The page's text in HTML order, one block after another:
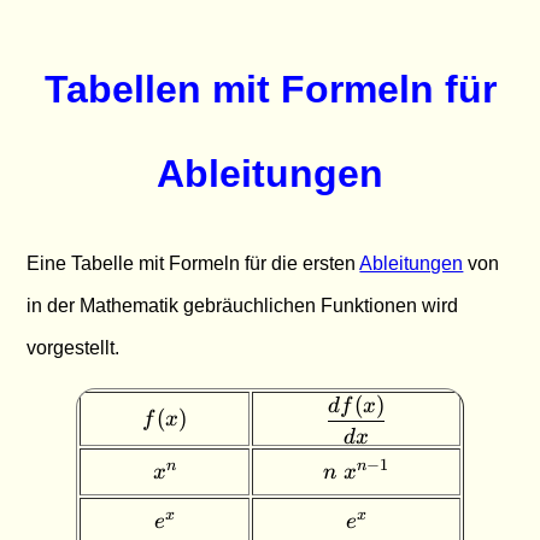
Tabellen mit Formeln für
Ableitungen
Eine Tabelle mit Formeln für die erstenAbleitungen von
in der Mathematik gebräuchlichen Funktionen wird
vorgestellt.
f(x)
f(x)
\dfrac{d
f(x)}
{dx}
dx
df(x)
x^n
xn
n \;
x^{n-
1}
n xn−1
e^x
ex e^x
ex